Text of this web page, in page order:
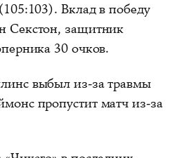
Вклад в победу
Секстон, защитник
30 очков.
выбыл из-за травмы
пропустит матч из-за